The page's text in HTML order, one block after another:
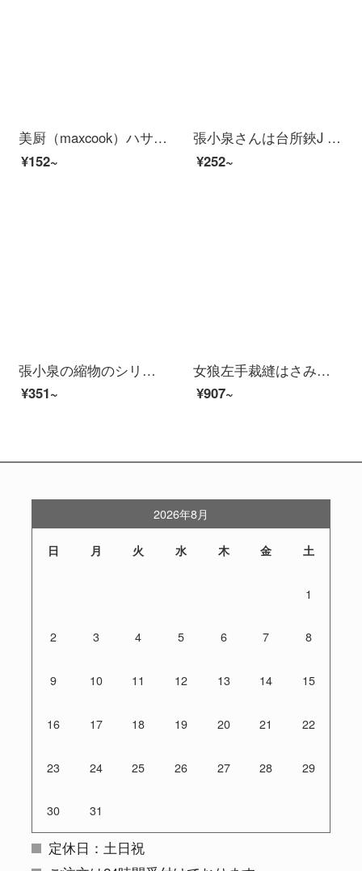
美厨（maxcook）ハサミキッチンハサミは、強力で多機能な家庭用ハサミと魚の骨を厚く切って、食べ物を切って、焼き肉を切って、骨をそぎ取って野菜のハサミを切ります。MCPJ 571
¥152~
張小泉さんは台所鋏J 2010100をよく使います。
¥252~
張小泉の縮物のシリーズのステンレスは多く台所のはさみJ 202020202000を使います。
¥351~
女狼左手裁縫はさみ専門裁縫服裁断刀大ハサミ家庭用裁断ハサミ左手切り
¥907~
2026年8月
日 月 火 水 木 金 土
1
2 3 4 5 6 7 8
9 10 11 12 13 14 15
16 17 18 19 20 21 22
23 24 25 26 27 28 29
30 31
定休日：土日祝